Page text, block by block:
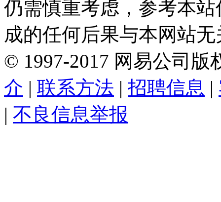
仍需慎重考虑，参考本
成的任何后果与本网站
© 1997-2017 网易公司版
介 | 联系方法 | 招聘信息 |
| 不良信息举报